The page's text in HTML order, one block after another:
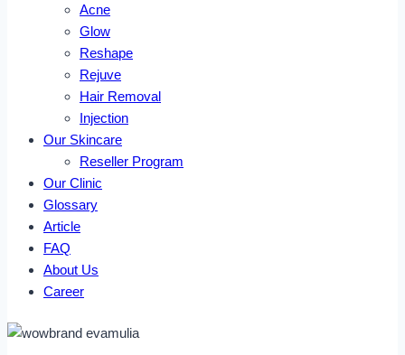
Acne
Glow
Reshape
Rejuve
Hair Removal
Injection
Our Skincare
Reseller Program
Our Clinic
Glossary
Article
FAQ
About Us
Career